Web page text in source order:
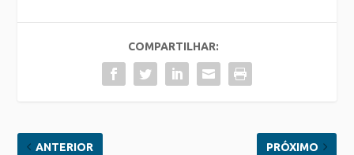
COMPARTILHAR:
ANTERIOR PRÓXIMO